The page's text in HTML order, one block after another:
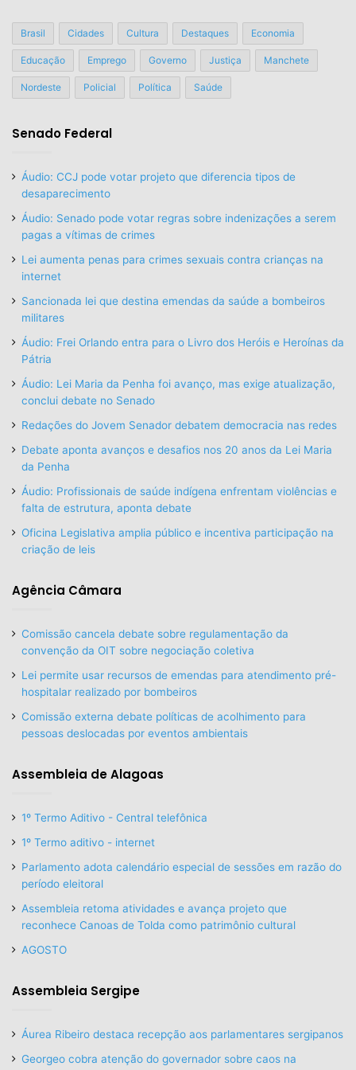
Brasil Cidades Cultura Destaques Economia
Educação Emprego Governo Justiça Manchete
Nordeste Policial Política Saúde
Senado Federal
Áudio: CCJ pode votar projeto que diferencia tipos de
desaparecimento
Áudio: Senado pode votar regras sobre indenizações a serem
pagas a vítimas de crimes
Lei aumenta penas para crimes sexuais contra crianças na
internet
Sancionada lei que destina emendas da saúde a bombeiros
militares
Áudio: Frei Orlando entra para o Livro dos Heróis e Heroínas da
Pátria
Áudio: Lei Maria da Penha foi avanço, mas exige atualização,
conclui debate no Senado
Redações do Jovem Senador debatem democracia nas redes
Debate aponta avanços e desafios nos 20 anos da Lei Maria
da Penha
Áudio: Profissionais de saúde indígena enfrentam violências e
falta de estrutura, aponta debate
Oficina Legislativa amplia público e incentiva participação na
criação de leis
Agência Câmara
Comissão cancela debate sobre regulamentação da
convenção da OIT sobre negociação coletiva
Lei permite usar recursos de emendas para atendimento pré-
hospitalar realizado por bombeiros
Comissão externa debate políticas de acolhimento para
pessoas deslocadas por eventos ambientais
Assembleia de Alagoas
1º Termo Aditivo - Central telefônica
1º Termo aditivo - internet
Parlamento adota calendário especial de sessões em razão do
período eleitoral
Assembleia retoma atividades e avança projeto que
reconhece Canoas de Tolda como patrimônio cultural
AGOSTO
Assembleia Sergipe
Áurea Ribeiro destaca recepção aos parlamentares sergipanos
Georgeo cobra atenção do governador sobre caos na